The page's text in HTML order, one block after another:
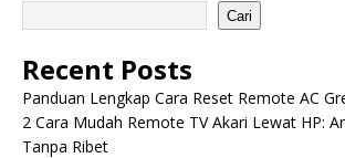
Cari
Recent Posts
Panduan Lengkap Cara Reset Remote AC
2 Cara Mudah Remote TV Akari Lewat HP:
Tanpa Ribet